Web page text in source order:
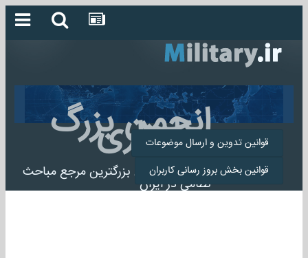
انجمن بزرگ
میلیتاری
انجمن میلیتاری بزرگترین مرجع مباحث
نظامی در ایران
قوانین تدوین و ارسال موضوعات
قوانین بخش بروز رسانی کاربران